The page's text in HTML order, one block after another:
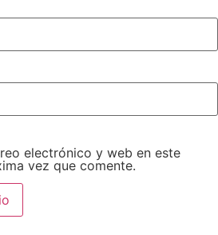
electrónico y web en este
vez que comente.